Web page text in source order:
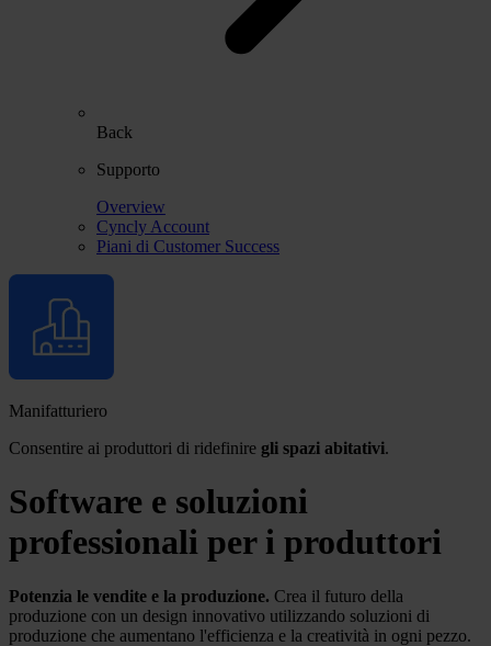
Back
Supporto
Overview
Cyncly Account
Piani di Customer Success
Manifatturiero
Consentire ai produttori di ridefinire gli spazi abitativi.
Software e soluzioni
professionali per i produttori
Potenzia le vendite e la produzione. Crea il futuro della
produzione con un design innovativo utilizzando soluzioni di
produzione che aumentano l'efficienza e la creatività in ogni pezzo.